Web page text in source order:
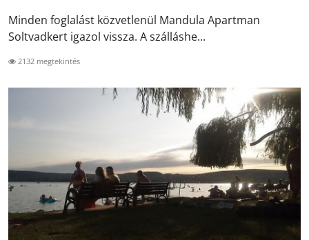
Minden foglalást közvetlenül Mandula Apartman
Soltvadkert igazol vissza. A szálláshe...
2132 megtekintés